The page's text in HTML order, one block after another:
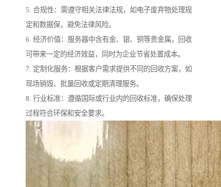
5. 合规性：需遵守相关法律法规，如电子废弃物处理规
定和数据保，避免法律风险。
6. 经济价值：服务器中含有金、银、铜等贵金属，回收
可带来一定的经济效益，同时为企业节省处置成本。
7. 定制化服务：根据客户需求提供不同的回收方案，如
现场销毁、批量回收或定期清理服务。
8. 行业标准：遵循国际或行业内的回收标准，确保处理
过程符合环保和安全要求。